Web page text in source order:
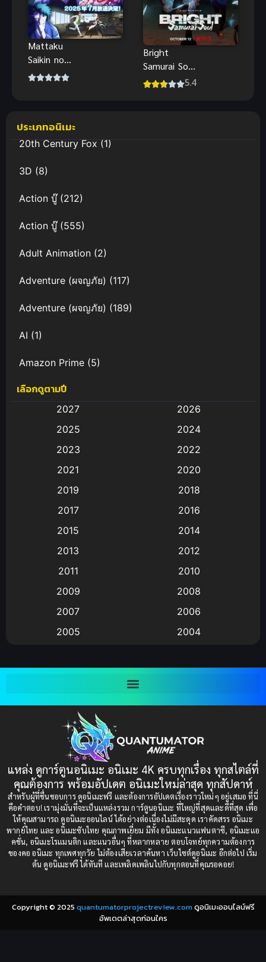
Mattaku
Saikin no
Tantei to
Bright
Samurai Soul
ไบรท์ จิต 5.4
ประเภทอนิเมะ
20th Century Fox(1)
3D (8)
Action บู๊(212)
Action บู๊(555)
Adult Animation (2)
Adventure (ผจญภัย) (117)
Adventure (ผจญภัย) (189)
AI (1)
Amazon Prime (5)
Anal (ประตูหลัง)
Animation การ์ตูน
Animation อนิเมะ
Animation แอนิเมชัน
(9)
Big tits (นมใหญ่)
Bitch (ผู้หญิงร่าน)
Bondage (ทาส)(1)
(1)
Censored (เซ็นเซอร์)(19)
Comedy (ตลก)(85)
Comedy (ตลก)(235)
Comic Book การ์ตูน(1)
Coming-of-Age ก้าวผ่านวัย(6)
เลือกดูตามปี
2027
2026
2025
2024
2023
2022
2021
2020
2019
2018
2017
2016
2015
2014
2013
2012
2011
2010
2009
2008
2007
2006
2005
2004
1997
1993
1991
1989
1988
1987
1985
1984
1983
1982
1981
1980
1979
แหล่ง ดูการ์ตูนอนิเมะ อนิเมะ 4K ครบทุกเรื่อง ทุกสไตล์ที่
คุณต้องการ พร้อมอัปเดต อนิเมะใหม่ล่าสุด ทุกสัปดาห์
สำหรับผู้ที่ชื่นชอบการ ดูอนิเมะฟรี และต้องการอัปเดตเรื่องราวใหม่ๆ อยู่เสมอ ที่นี่
คือคำตอบ! เรามุ่งมั่นที่จะเป็นแหล่งรวม การ์ตูนอนิเมะ ที่ใหญ่ที่สุดและดีที่สุด เพื่อ
ให้คุณสามารถ ดูอนิเมะออนไลน์ ได้อย่างต่อเนื่องไม่มีสะดุด เราคัดสรร อนิเมะ
พากย์ไทย และ อนิเมะซับไทย คุณภาพเยี่ยม มีทั้ง อนิเมะแนวแฟนตาซี, อนิเมะแอ
คชั่น, อนิเมะโรแมนติก และแนวอื่นๆ ที่หลากหลาย ตอบโจทย์ทุกความต้องการ
ของคอ อนิเมะ ทุกเพศทุกวัย ไม่ต้องเสียเวลาค้นหา เว็บไซต์ดูอนิเมะ อีกต่อไป เริ่ม
ต้น ดูอนิเมะฟรี ได้ทันที และเพลิดเพลินไปกับทุกตอนที่คุณรอคอย!
Copyright © 2025 quantumatorprojectreview.comดูอนิเมะออนไลน์ฟรี
อัพเดตล่าสุดก่อนใคร